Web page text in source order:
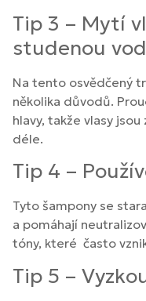
Tip 3 – Mytí
studenou
Na tento osvědčený
několika důvodů.
hlavy, takže vlasy
déle.
Tip 4 –
Tyto šampony se
a pomáhají
tóny, které často
Tip 5 –